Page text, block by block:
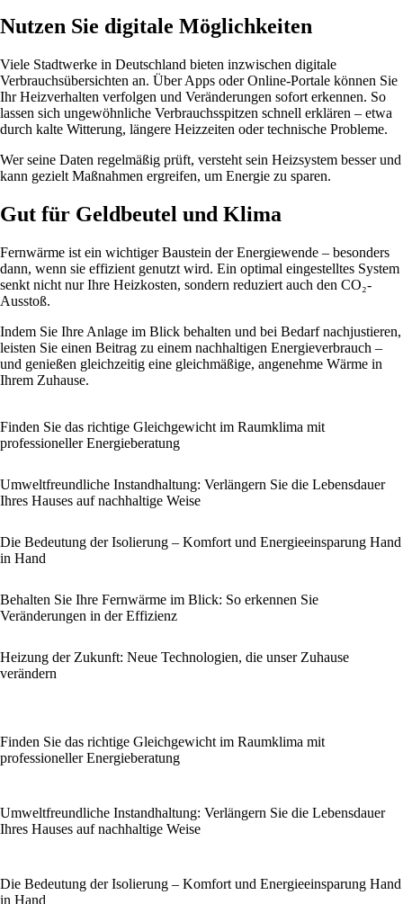
Nutzen Sie digitale Möglichkeiten
Viele Stadtwerke in Deutschland bieten inzwischen digitale
Verbrauchsübersichten an. Über Apps oder Online-Portale können Sie
Ihr Heizverhalten verfolgen und Veränderungen sofort erkennen. So
lassen sich ungewöhnliche Verbrauchsspitzen schnell erklären – etwa
durch kalte Witterung, längere Heizzeiten oder technische Probleme.
Wer seine Daten regelmäßig prüft, versteht sein Heizsystem besser und
kann gezielt Maßnahmen ergreifen, um Energie zu sparen.
Gut für Geldbeutel und Klima
Fernwärme ist ein wichtiger Baustein der Energiewende – besonders
dann, wenn sie effizient genutzt wird. Ein optimal eingestelltes System
senkt nicht nur Ihre Heizkosten, sondern reduziert auch den CO₂-
Ausstoß.
Indem Sie Ihre Anlage im Blick behalten und bei Bedarf nachjustieren,
leisten Sie einen Beitrag zu einem nachhaltigen Energieverbrauch –
und genießen gleichzeitig eine gleichmäßige, angenehme Wärme in
Ihrem Zuhause.
Finden Sie das richtige Gleichgewicht im Raumklima mit
professioneller Energieberatung
Umweltfreundliche Instandhaltung: Verlängern Sie die Lebensdauer
Ihres Hauses auf nachhaltige Weise
Die Bedeutung der Isolierung – Komfort und Energieeinsparung Hand
in Hand
Behalten Sie Ihre Fernwärme im Blick: So erkennen Sie
Veränderungen in der Effizienz
Heizung der Zukunft: Neue Technologien, die unser Zuhause
verändern
Finden Sie das richtige Gleichgewicht im Raumklima mit
professioneller Energieberatung
Umweltfreundliche Instandhaltung: Verlängern Sie die Lebensdauer
Ihres Hauses auf nachhaltige Weise
Die Bedeutung der Isolierung – Komfort und Energieeinsparung Hand
in Hand